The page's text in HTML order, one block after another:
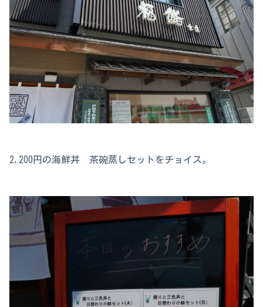
2,200円の海鮮丼 茶碗蒸しセットをチョイス。